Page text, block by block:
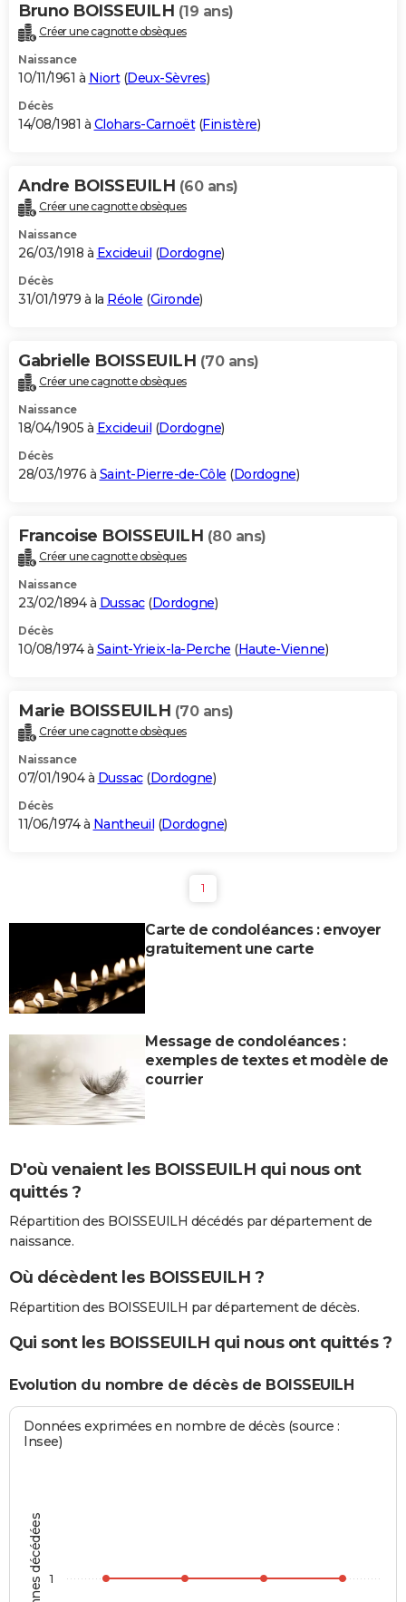
Bruno BOISSEUILH (19 ans)
Créer une cagnotte obsèques
Naissance
10/11/1961 à Niort(Deux-Sèvres)
Décès
14/08/1981 à Clohars-Carnoët(Finistère)
Andre BOISSEUILH (60 ans)
Créer une cagnotte obsèques
Naissance
26/03/1918 à Excideuil (Dordogne)
Décès
31/01/1979 à la Réole (Gironde)
Gabrielle BOISSEUILH (70 ans)
Créer une cagnotte obsèques
Naissance
18/04/1905 à Excideuil (Dordogne)
Décès
28/03/1976 à Saint-Pierre-de-Côle (Dordogne)
Francoise BOISSEUILH (80 ans)
Créer une cagnotte obsèques
Naissance
23/02/1894 à Dussac(Dordogne)
Décès
10/08/1974 à Saint-Yrieix-la-Perche (Haute-Vienne)
Marie BOISSEUILH (70 ans)
Créer une cagnotte obsèques
Naissance
07/01/1904 à Dussac(Dordogne)
Décès
11/06/1974 à Nantheuil (Dordogne)
1
Carte de condoléances : envoyer
gratuitement une carte
Message de condoléances :
exemples de textes et modèle de
courrier
D'où venaient les BOISSEUILH qui nous ont
quittés ?
Répartition des BOISSEUILH décédés par département de
naissance.
Où décèdent les BOISSEUILH ?
Répartition des BOISSEUILH par département de décès.
Qui sont les BOISSEUILH qui nous ont quittés ?
Evolution du nombre de décès de BOISSEUILH
Données exprimées en nombre de décès (source :
Insee)
1